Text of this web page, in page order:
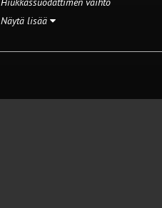
Näytä lisää